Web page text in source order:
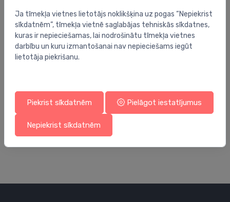
Maisītāju rezerves daļas
cietais pievads maisītājam, 10M x 1, 500 mm
6.66 €
Ja tīmekļa vietnes lietotājs noklikšķina uz pogas “Nepiekrist
sīkdatnēm”, tīmekļa vietnē saglabājas tehniskās sīkdatnes,
kuras ir nepieciešamas, lai nodrošinātu tīmekļa vietnes
darbību un kuru izmantošanai nav nepieciešams iegūt
lietotāja piekrišanu.
Piekrist sīkdatnēm Pielāgot iestatījumus
Nepiekrist sīkdatnēm